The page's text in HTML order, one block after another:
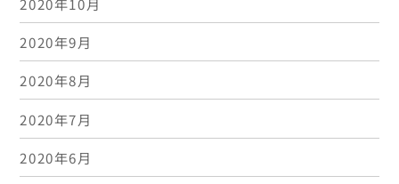
2020年9月
2020年8月
2020年7月
2020年6月